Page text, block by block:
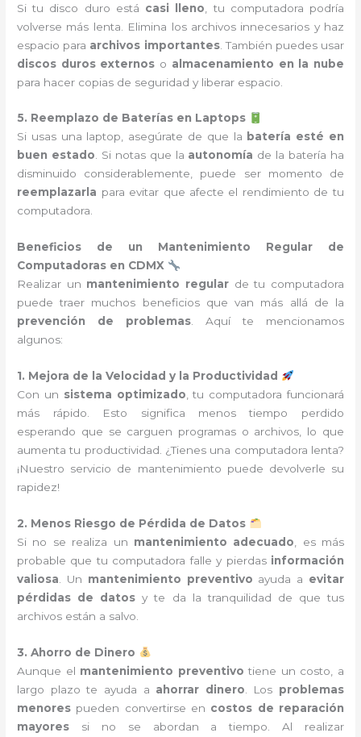
Si tu disco duro está casi lleno , tu computadora podría
volverse más lenta. Elimina los archivos innecesarios y haz
espacio para archivos importantes. También puedes usar
discos duros externos o almacenamiento en la nube
para hacer copias de seguridad y liberar espacio.
5. Reemplazo de Baterías en Laptops
Si usas una laptop, asegúrate de que la batería esté en
buen estado. Si notas que la autonomía de la batería ha
disminuido considerablemente, puede ser momento de
reemplazarla para evitar que afecte el rendimiento de tu
computadora.
Beneficios de un Mantenimiento Regular de
Computadoras en CDMX
Realizar un mantenimiento regular de tu computadora
puede traer muchos beneficios que van más allá de la
prevención de problemas. Aquí te mencionamos
algunos:
1. Mejora de la Velocidad y la Productividad
Con un sistema optimizado , tu computadora funcionará
más rápido. Esto significa menos tiempo perdido
esperando que se carguen programas o archivos, lo que
aumenta tu productividad. ¿Tienes una computadora lenta?
¡Nuestro servicio de mantenimiento puede devolverle su
rapidez!
2. Menos Riesgo de Pérdida de Datos
Si no se realiza un mantenimiento adecuado , es más
probable que tu computadora falle y pierdas información
valiosa . Un mantenimiento preventivo ayuda a evitar
pérdidas de datos y te da la tranquilidad de que tus
archivos están a salvo.
3. Ahorro de Dinero
Aunque el mantenimiento preventivo tiene un costo, a
largo plazo te ayuda a ahorrar dinero . Los problemas
menores pueden convertirse en costos de reparación
mayores si no se abordan a tiempo. Al realizar